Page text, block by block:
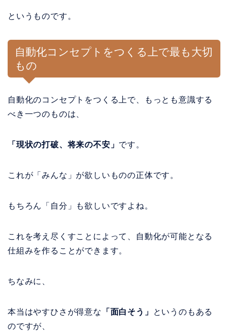
というものです。
自動化コンセプトをつくる上で最も大切
もの
自動化のコンセプトをつくる上で、もっとも意識する
べき一つのものは、
「現状の打破、将来の不安」 です。
これが「みんな」が欲しいものの正体です。
もちろん「自分」も欲しいですよね。
これを考え尽くすことによって、自動化が可能となる
仕組みを作ることができます。
ちなみに、
本当はやすひさが得意な 「面白そう」
というのもある
のですが、